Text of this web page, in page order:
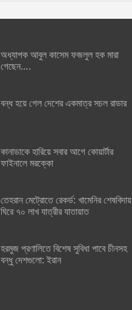
অধ্যাপক আবুল কাসেম ফজলুল হক মারা
গেছেন….
বন্ধ হয়ে গেল দেশের একমাত্র সচল রাডার
কানাডাকে হারিয়ে সবার আগে কোয়ার্টার
ফাইনালে মরক্কো
তেহরান মেট্রোতে রেকর্ড: খামেনির শেষবিদায়
ঘিরে ৭০ লাখ যাত্রীর যাতায়াত
হরমুজ প্রণালিতে বিশেষ সুবিধা পাবে চীনসহ
বন্ধু দেশগুলো: ইরান